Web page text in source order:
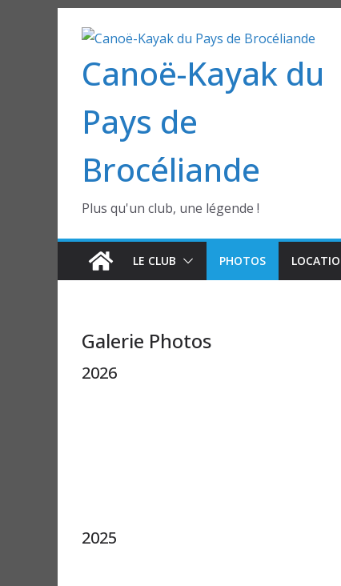
contenuCanoë-Kayak du
Pays de
Brocéliande
Plus qu'un club, une légende !
LE CLUB PHOTOS
Galerie Photos
2026
2025